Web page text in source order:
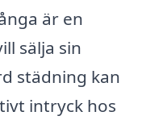
är en
sälja sin
städning kan
intryck hos